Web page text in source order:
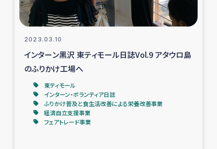
漁業復興支援
インターン・ボランティア日誌
居場所づくり
ガザ空爆被災者への食料支援と農家生産支援
2023.03.10
インターン黒沢 東ティモール日誌Vol.9 アタウロ島
のふりかけ工場へ
東ティモール
インターン・ボランティア日誌
ふりかけ普及と食生活改善による栄養改善事業
経済自立支援事業
フェアトレード事業